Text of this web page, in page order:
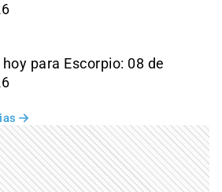
para Escorpio: 08 de